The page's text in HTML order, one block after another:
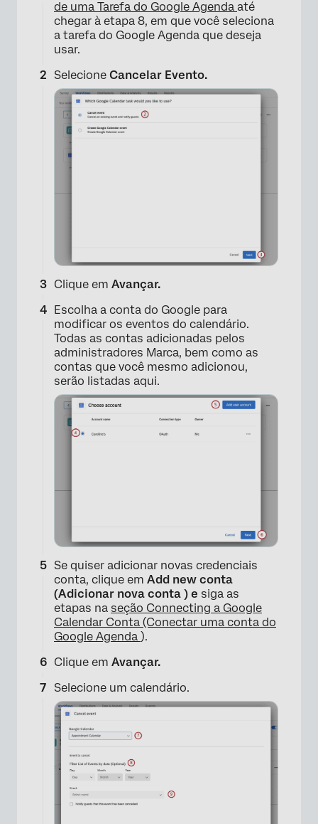
de uma Tarefa do Google Agenda até
chegar à etapa 8, em que você seleciona
a tarefa do Google Agenda que deseja
usar.
Selecione Cancelar Evento.
Clique em Avançar.
Escolha a conta do Google para
modificar os eventos do calendário.
Todas as contas adicionadas pelos
administradores Marca, bem como as
contas que você mesmo adicionou,
serão listadas aqui.
Se quiser adicionar novas credenciais
conta, clique em Add new conta
(Adicionar nova conta ) e siga as
etapas na seção Connecting a Google
Calendar Conta (Conectar uma conta do
Google Agenda ).
Clique em Avançar.
Selecione um calendário.